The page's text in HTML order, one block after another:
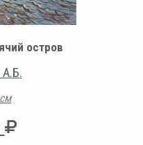
остров